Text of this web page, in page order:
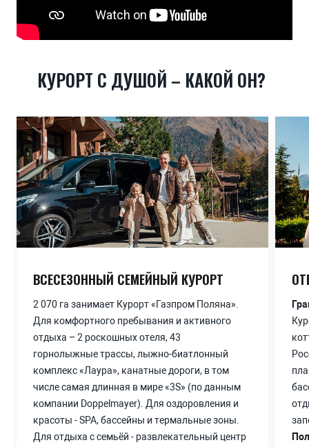
КУРОРТ С ДУШОЙ – КАКОЙ ОН?
ВСЕСЕЗОННЫЙ СЕМЕЙНЫЙ КУРОРТ
2 070 га занимает Курорт «Газпром Поляна».
Для комфортного пребывания и активного
отдыха – 2 роскошных отеля, 43
горнолыжные трассы, лыжно-биатлонный
комплекс «Лаура», канатные дороги, в том
числе самая длинная в мире «3S» (по данным
компании Doppelmayer). Для оздоровления и
красоты - SPA, бассейны и термальные зоны.
Для отдыха с семьёй - развлекательный центр
ВСЕСЕЗОННЫЙ СЕМЕЙНЫЙ КУРОРТ
2 070 га занимает Курорт «Газпром Поляна».
Для комфортного пребывания и активного
отдыха – 2 роскошных отеля, 43
горнолыжные трассы, лыжно-биатлонный
комплекс «Лаура», канатные дороги, в том
числе самая длинная в мире «3S» (по данным
компании Doppelmayer). Для оздоровления и
красоты - SPA, бассейны и термальные зоны.
Для отдыха с семьёй - развлекательный центр